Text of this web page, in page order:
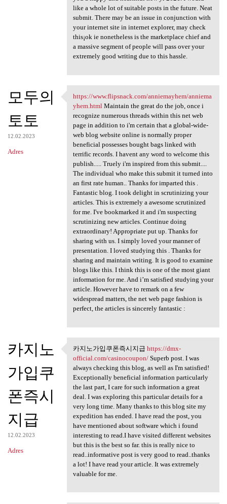
like a whole lot of suitable posts in the future. Neat
submit. There may be an issue in conjunction with
your internet site in internet explorer, may check
this¡ok ie nonetheless is the marketplace chief and
a massive segment of people will pass over your
extremely good writing due to this hassle.
모두의
토토
12.02.2023
Adres
https://www.flipsnack.com
https://www.flipsnack.com/anniemayhem/anniema
yhem.htmlMaintain the great do the job, once i
recognize numerous threads within this net web
page in addition to i'm certain that a global-wide-
web blog website online is normally proper
beneficial possesses bought bags linked with
terrific records. I havent any word to welcome this
publish..... Truely i'm inspired from this submit....
The individual who make this submit it turned into
an first rate human.. Thanks for imparted this .
Fantastic blog. I took delight in scrutinizing your
articles. This is extremely a awesome scrutinized
for me. I've bookmarked it and i'm suspecting
scrutinizing new articles. Continue doing
extraordinary! Appropriate put up. Thanks for
sharing with us. I simply loved your manner of
presentation. I loved studying this . Thanks for
sharing and maintain writing. It is good to examine
blogs like this. I think this is one of the most giant
information for me. And i’m satisfied studying your
article. However have to remark on a few
widespread matters, the net web page fashion is
perfect, the articles is sincerely fantastic :
카지노
가입쿠
폰즉시
지급
12.02.2023
Adres
카지노가입쿠폰즉시지급
https://dmx
카지노가입쿠폰즉시지급 https://dmx-
official.com/casinocoupon/Superb post. I was
always checking this blog, as well as I'm satisfied!
Exceptionally beneficial information particularly
the last part, I care for such information a great
deal. I was exploring this particular details for a
very long time. Many thanks to this blog site my
expedition has ended. I have read the post, you
have mentioned about software which i found
interesting to read.I have visited different websites
but this is the best so far. this is really nice to
read..informative post is very good to read..thanks
a lot! I have read your article. It was extremely
valuable for me.